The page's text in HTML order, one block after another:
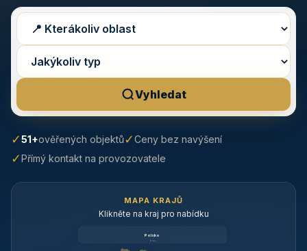
Vyhledat
✓51+ověřených objektů✓Ceny bez navýšení
✓Přímý kontakt na provozovatele
MAPA KRAJŮ
Klikněte na kraj pro nabídku
Polsko
brzy